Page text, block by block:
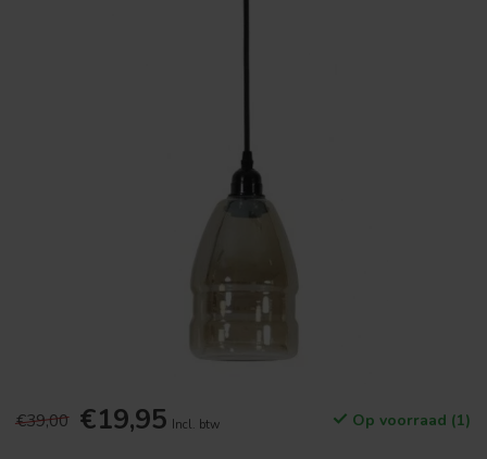
€39,00 €19,95 Incl. btw Op voorraad (1)